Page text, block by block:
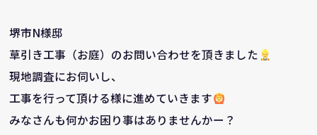
堺市N様邸
草引き工事（お庭）のお問い合わせを頂きました
現地調査にお伺いし、
工事を行って頂ける様に進めていきます
みなさんも何かお困り事はありませんかー？